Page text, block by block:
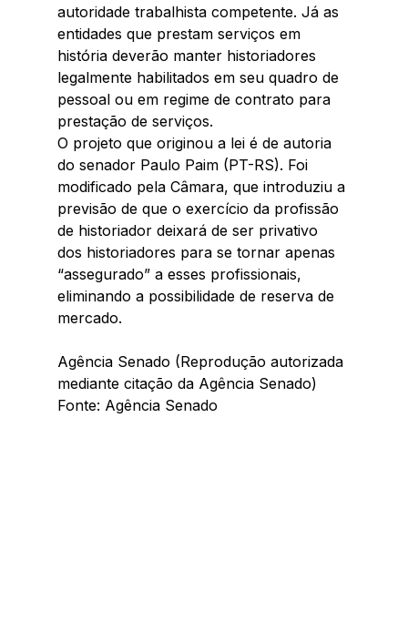
autoridade trabalhista competente. Já as
entidades que prestam serviços em
história deverão manter historiadores
legalmente habilitados em seu quadro de
pessoal ou em regime de contrato para
prestação de serviços.
O projeto que originou a lei é de autoria
do senador Paulo Paim (PT-RS). Foi
modificado pela Câmara, que introduziu a
previsão de que o exercício da profissão
de historiador deixará de ser privativo
dos historiadores para se tornar apenas
“assegurado” a esses profissionais,
eliminando a possibilidade de reserva de
mercado.
Agência Senado (Reprodução autorizada
mediante citação da Agência Senado)
Fonte: Agência Senado